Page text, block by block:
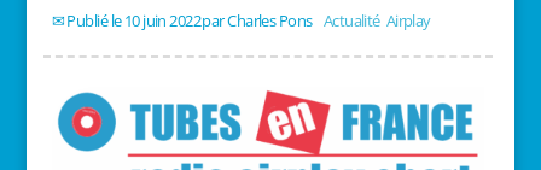
10 juin 2022/ Charles Pons/ Actualité, Airplay